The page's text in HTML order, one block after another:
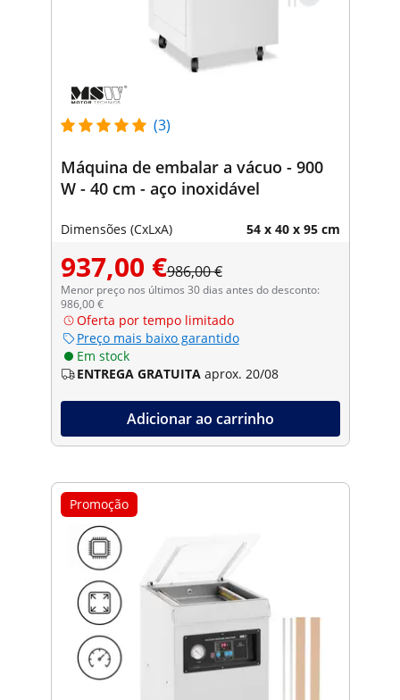
(3)
Máquina de embalar a vácuo - 900
W - 40 cm - aço inoxidável
Dimensões (CxLxA) 54 x 40 x 95 cm
937,00 €986,00 €
Menor preço nos últimos 30 dias antes do desconto:
986,00 €
Oferta por tempo limitado
Preço mais baixo garantido
Em stock
ENTREGA GRATUITA aprox. 20/08
Adicionar ao carrinho
Promoção